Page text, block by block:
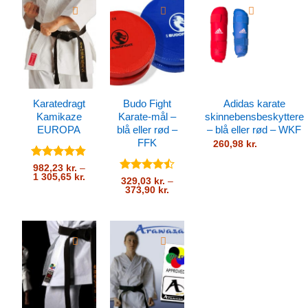
Karatedragt
Kamikaze
EUROPA
Vurderet
4.76ud af
982,23 kr. –
1 305,65 kr. Prisinterval:
982,23 kr.
Budo Fight
Karate-mål –
blå eller rød –
FFK
Vurderet
4.5ud af
329,03 kr. –
373,90 kr.
Adidas karate
skinnebensbeskyttere
– blå eller rød – WKF
260,98 kr.